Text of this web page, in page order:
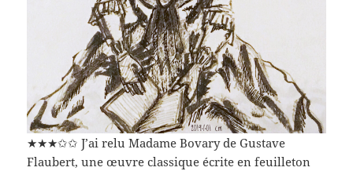
★★★✩✩ J’ai relu Madame Bovary de Gustave
Flaubert, une œuvre classique écrite en feuilleton